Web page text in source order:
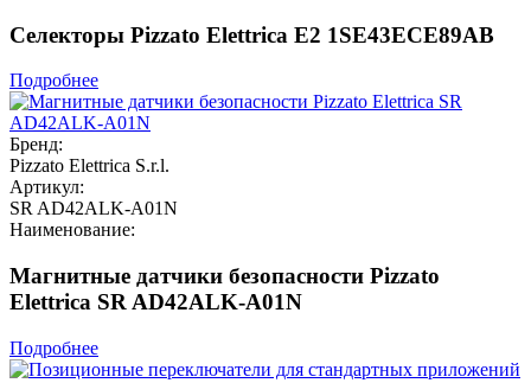
Селекторы Pizzato Elettrica E2 1SE43ECE89AB
Подробнее
Бренд:
Pizzato Elettrica S.r.l.
Артикул:
SR AD42ALK-A01N
Наименование:
Магнитные датчики безопасности Pizzato
Elettrica SR AD42ALK-A01N
Подробнее